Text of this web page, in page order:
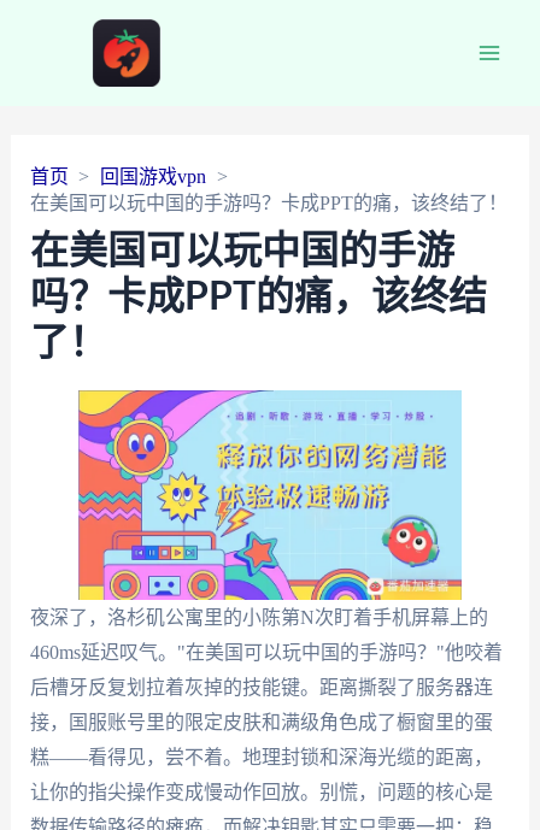
首页
回国游戏vpn
在美国可以玩中国的手游吗？卡成PPT的痛，该终结了！
在美国可以玩中国的手游
吗？卡成PPT的痛，该终结
了！
夜深了，洛杉矶公寓里的小陈第N次盯着手机屏幕上的
460ms延迟叹气。"在美国可以玩中国的手游吗？"他咬着
后槽牙反复划拉着灰掉的技能键。距离撕裂了服务器连
接，国服账号里的限定皮肤和满级角色成了橱窗里的蛋
糕——看得见，尝不着。地理封锁和深海光缆的距离，
让你的指尖操作变成慢动作回放。别慌，问题的核心是